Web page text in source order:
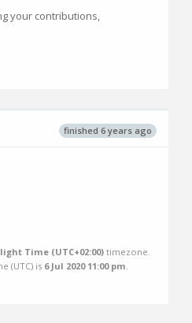
your contributions,
finished 6 years ago
Time (UTC+02:00) timezone.
(UTC) is 6 Jul 2020 11:00 pm.